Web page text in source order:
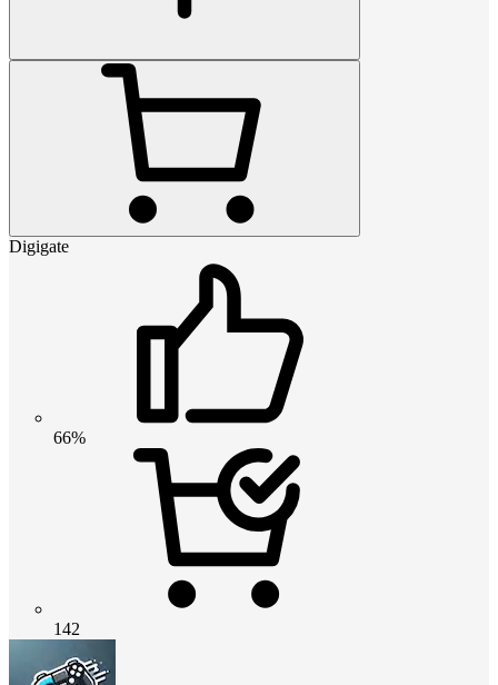
Digigate
66%
142